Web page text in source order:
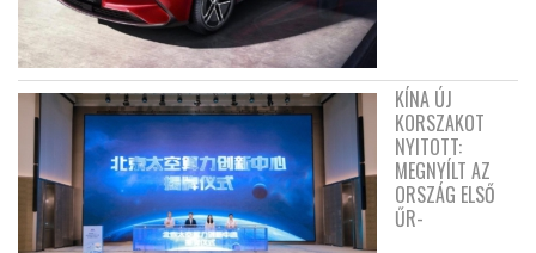
KÍNA ÚJ
KORSZAKOT
NYITOTT:
MEGNYÍLT AZ
ORSZÁG ELSŐ
ŰR-